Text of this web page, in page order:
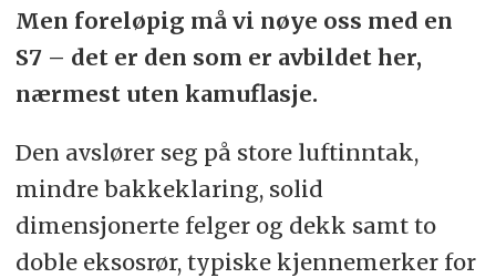
Men foreløpig må vi nøye oss med en
S7 – det er den som er avbildet her,
nærmest uten kamuflasje.
Den avslører seg på store luftinntak,
mindre bakkeklaring, solid
dimensjonerte felger og dekk samt to
doble eksosrør, typiske kjennemerker for